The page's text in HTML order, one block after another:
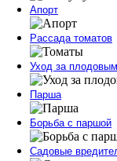
Апорт
Рассада томатов
Уход за
Парша
Борьба с паршой
Садовые